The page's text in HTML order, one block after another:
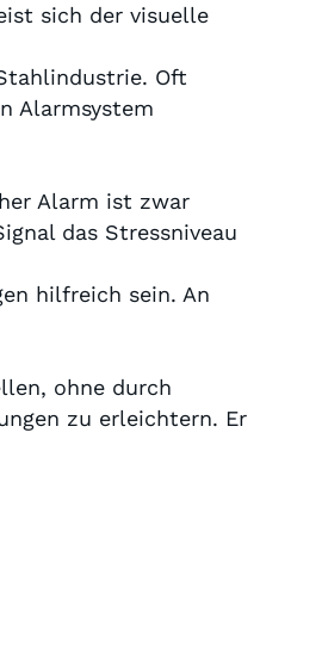
sich der visuelle
Oft
Alarmsystem
Alarm ist zwar
das Stressniveau
hilfreich sein. An
ohne durch
zu erleichtern. Er